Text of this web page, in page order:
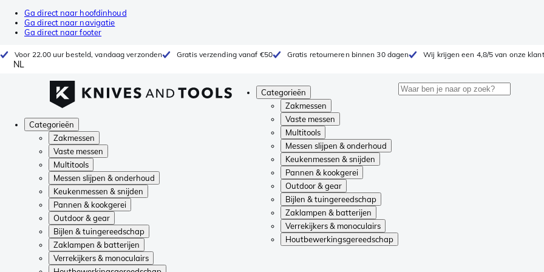
Ga direct naar hoofdinhoud
Ga direct naar navigatie
Ga direct naar footer
Voor 22.00 uur besteld, vandaag verzonden Gratis verzending vanaf €50 Gratis retourneren binnen 30 dagen Wij krijgen een 4,8/5 van onze
NL
Categorieën
Zakmessen
Vaste messen
Multitools
Messen slijpen & onderhoud
Keukenmessen & snijden
Pannen & kookgerei
Outdoor & gear
Bijlen & tuingereedschap
Zaklampen & batterijen
Verrekijkers & monoculairs
Houtbewerkingsgereedschap
Categorieën
Zakmessen
Vaste messen
Multitools
Messen slijpen & onderhoud
Keukenmessen & snijden
Pannen & kookgerei
Outdoor & gear
Bijlen & tuingereedschap
Zaklampen & batterijen
Verrekijkers & monoculairs